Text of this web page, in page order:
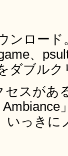
ンロード
、
ダブル
セスがあ
いっきに